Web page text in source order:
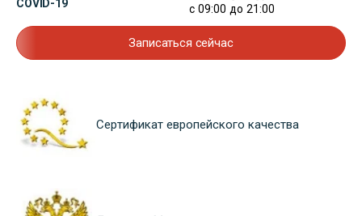
COVID-19
с 09:00 до 21:00
Записаться сейчас
Сертификат европейского качества